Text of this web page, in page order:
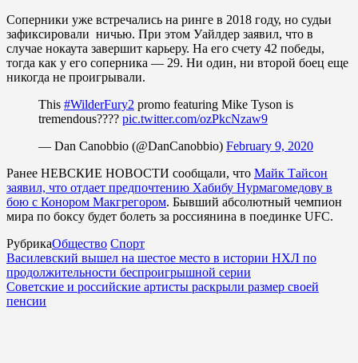
Соперники уже встречались на ринге в 2018 году, но судьи
зафиксировали ничью. При этом Уайлдер заявил, что в
случае нокаута завершит карьеру. На его счету 42 победы,
тогда как у его соперника — 29. Ни один, ни второй боец еще
никогда не проигрывали.
This #WilderFury2 promo featuring Mike Tyson is
tremendous???? pic.twitter.com/ozPkcNzaw9
— Dan Canobbio (@DanCanobbio) February 9, 2020
Ранее НЕВСКИЕ НОВОСТИ сообщали, что Майк Тайсон
заявил, что отдает предпочтению Хабибу Нурмагомедову в
бою с Конором Макгрегором. Бывший абсолютный чемпион
мира по боксу будет болеть за россиянина в поединке UFC.
РубрикаОбщество Спорт
Василевский вышел на шестое место в истории НХЛ по
продолжительности беспроигрышной серии
Советские и российские артисты раскрыли размер своей
пенсии